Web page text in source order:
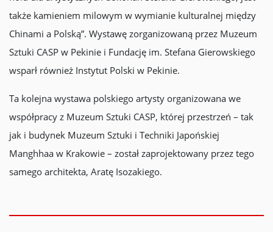
także kamieniem milowym w wymianie kulturalnej między
Chinami a Polską”. Wystawę zorganizowaną przez Muzeum
Sztuki CASP w Pekinie i Fundację im. Stefana Gierowskiego
wsparł również Instytut Polski w Pekinie.
Ta kolejna wystawa polskiego artysty organizowana we
współpracy z Muzeum Sztuki CASP, której przestrzeń – tak
jak i budynek Muzeum Sztuki i Techniki Japońskiej
Manghhaa w Krakowie – został zaprojektowany przez tego
samego architekta, Aratę Isozakiego.